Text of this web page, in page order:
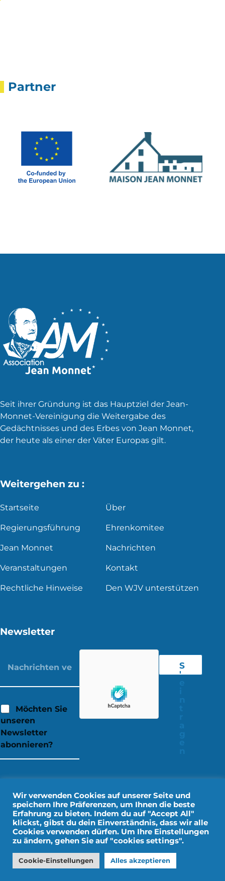
Partner
Seit ihrer Gründung ist das Hauptziel der Jean-
Monnet-Vereinigung die Weitergabe des
Gedächtnisses und des Erbes von Jean Monnet,
der heute als einer der Väter Europas gilt.
Weitergehen zu :
Startseite Über
Regierungsführung Ehrenkomitee
Jean Monnet Nachrichten
Veranstaltungen Kontakt
Rechtliche Hinweise Den WJV unterstützen
Newsletter
Möchten Sie
unseren
Newsletter
abonnieren?
S
'
Rechtliche Hinweise
Persönliche Daten
Gestaltung durch IMPALA
Wir verwenden Cookies auf unserer Seite und
speichern Ihre Präferenzen, um Ihnen die beste
Erfahrung zu bieten. Indem du auf "Accept All"
klickst, gibst du dein Einverständnis, dass wir alle
Cookies verwenden dürfen. Um Ihre Einstellungen
zu ändern, gehen Sie auf "cookies settings".
Cookie-Einstellungen Alles akzeptieren